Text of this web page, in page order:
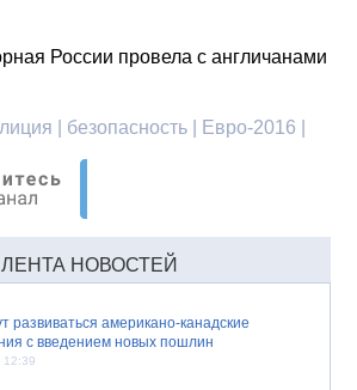
России провела с англичанами
| безопасность | Евро-2016 |
ЛЕНТА НОВОСТЕЙ
развиваться американо-канадские
с введением новых пошлин
12:39